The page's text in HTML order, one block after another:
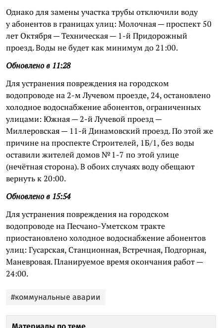
Однако для замены участка трубы отключили воду
у абонентов в границах улиц: Молочная — проспект 50
лет Октября — Техническая — 1-й Придорожный
проезд. Воды не будет как минимум до 21:00.
Обновлено в 11:28
Для устранения повреждения на городском
водопроводе на 2-м Лучевом проезде, 24, остановлено
холодное водоснабжение абонентов, ограниченных
улицами: Южная — 2-й Лучевой проезд —
Миллеровская — 11-й Динамовский проезд. По этой же
причине на проспекте Строителей, 1Б/1, без воды
оставили жителей домов № 1-7 по этой улице
(нечётная сторона). В обоих случаях воду обещают
вернуть к 20:00.
Обновлено в 15:54
Для устранения повреждения на городском
водопроводе на Песчано-Уметском тракте
приостановлено холодное водоснабжение абонентов
улиц: Гусарская, Станционная, Встречная, Подгорная,
Маневровая. Планируемое время окончания работ —
24:00.
#коммунальные аварии
Материалы по теме